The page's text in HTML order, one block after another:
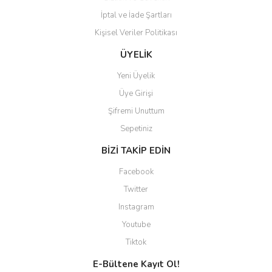
İptal ve İade Şartları
Kişisel Veriler Politikası
ÜYELİK
Yeni Üyelik
Üye Girişi
Şifremi Unuttum
Sepetiniz
BİZİ TAKİP EDİN
Facebook
Twitter
Instagram
Youtube
Tiktok
E-Bültene Kayıt Ol!